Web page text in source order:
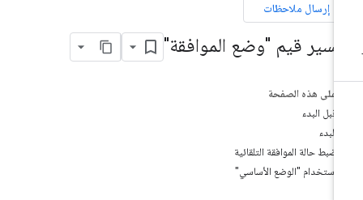
إرسال ملاحظات
قيم "وضع الموافقة"
على هذه الصفحة
قبل البدء
ضبط حالة الموافقة التلقائية
استخدام "الوضع الأساسي"